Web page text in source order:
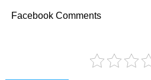
Facebook Comments